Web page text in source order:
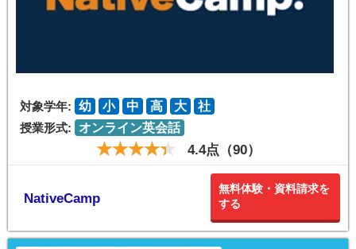
対象学年: 幼 小 中 高 大
社
授業形式:
オンライン英会話
4.4点（90）
NativeCamp
無料体験・資料請求を
する